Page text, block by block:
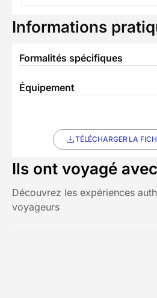
Informations
Formalités spécifiques
Équipement
TÉLÉCHARGER LA
Ils ont voyagé
Découvrez les expériences
voyageurs